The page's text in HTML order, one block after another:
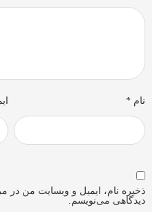
*
ذخیره نام، ایمیل و وبسایت من در
دیدگاهی می‌نویسم.